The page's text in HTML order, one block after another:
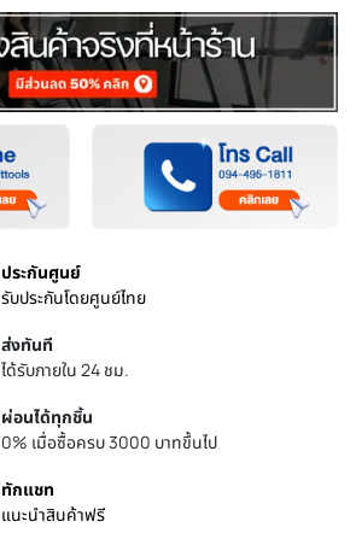
ประกันศูนย์
รับประกันโดยศูนย์ไทย
ส่งทันที
ได้รับภายใน 24 ชม.
ผ่อนได้ทุกชิ้น
0% เมื่อซื้อครบ 3000 บาทขึ้นไป
ทักแชท
แนะนำสินค้าฟรี